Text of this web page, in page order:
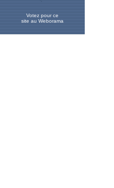
Votez pour ce
site au Weborama